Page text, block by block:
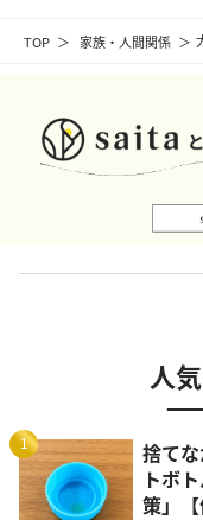
TOP 家族・人間関係
人
1
捨て
トボ
策」【